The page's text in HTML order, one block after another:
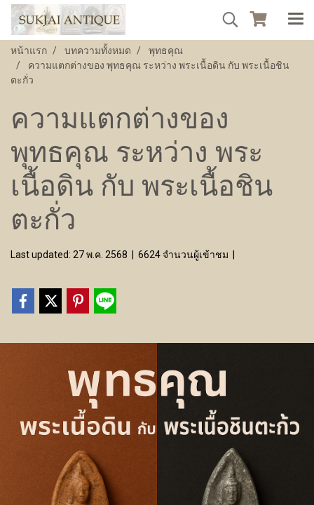
หน้าแรก บทความทั้งหมด
พุทธคุณ
ความแตกต่างของ พุทธคุณ ระหว่าง พระเนื้อดิน กับ พระเนื้อชิน
ตะกั่ว
ความแตกต่างของ
พุทธคุณ ระหว่าง พระ
เนื้อดิน กับ พระเนื้อชิน
ตะกั่ว
Last updated: 27 พ.ค. 2568 6624 จำนวนผู้เข้าชม